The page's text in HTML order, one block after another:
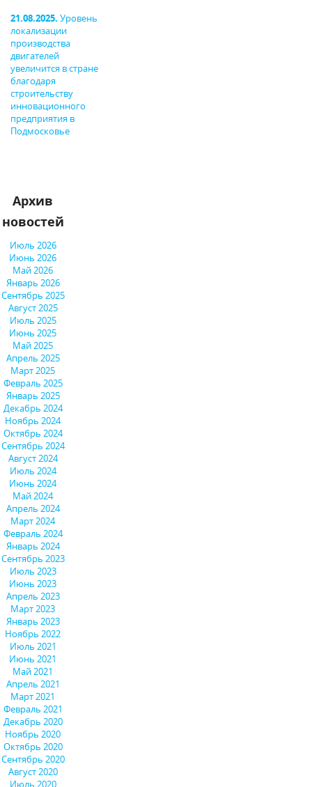
21.08.2025. Уровень
локализации
производства
двигателей
увеличится в стране
благодаря
строительству
инновационного
предприятия в
Подмосковье
Архив
новостей
Июль 2026
Июнь 2026
Май 2026
Январь 2026
Сентябрь 2025
Август 2025
Июль 2025
Июнь 2025
Май 2025
Апрель 2025
Март 2025
Февраль 2025
Январь 2025
Декабрь 2024
Ноябрь 2024
Октябрь 2024
Сентябрь 2024
Август 2024
Июль 2024
Июнь 2024
Май 2024
Апрель 2024
Март 2024
Февраль 2024
Январь 2024
Сентябрь 2023
Июль 2023
Июнь 2023
Апрель 2023
Март 2023
Январь 2023
Ноябрь 2022
Июль 2021
Июнь 2021
Май 2021
Апрель 2021
Март 2021
Февраль 2021
Декабрь 2020
Ноябрь 2020
Октябрь 2020
Сентябрь 2020
Август 2020
Июль 2020